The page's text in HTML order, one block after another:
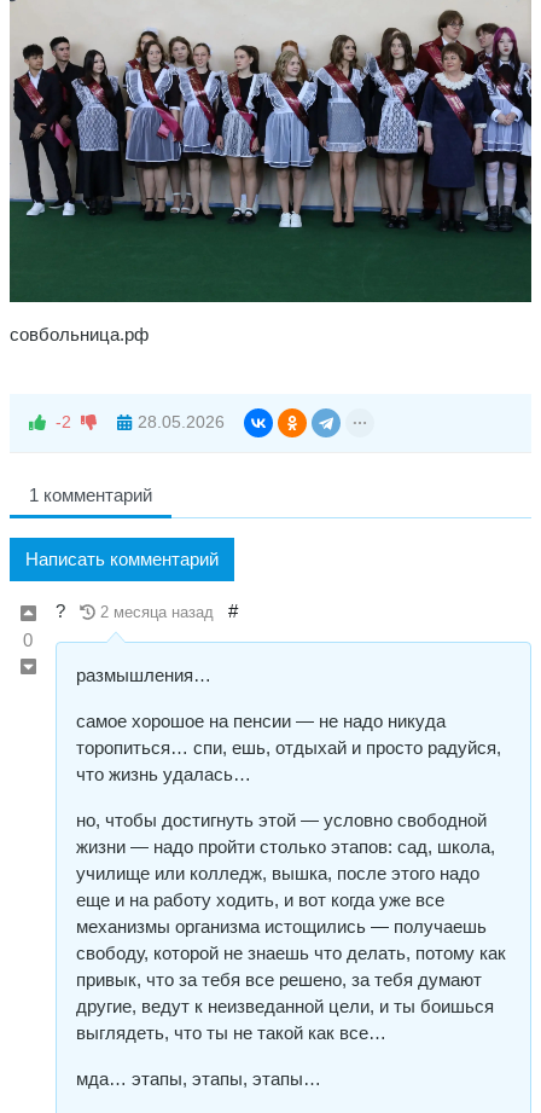
совбольница.рф
-2 28.05.2026
1 комментарий
Написать комментарий
0
? 2 месяца назад #
размышления…
самое хорошое на пенсии — не надо никуда
торопиться… спи, ешь, отдыхай и просто радуйся,
что жизнь удалась…
но, чтобы достигнуть этой — условно свободной
жизни — надо пройти столько этапов: сад, школа,
училище или колледж, вышка, после этого надо
еще и на работу ходить, и вот когда уже все
механизмы организма истощились — получаешь
свободу, которой не знаешь что делать, потому как
привык, что за тебя все решено, за тебя думают
другие, ведут к неизведанной цели, и ты боишься
выглядеть, что ты не такой как все…
мда… этапы, этапы, этапы…